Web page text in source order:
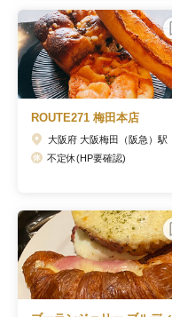
ROUTE271 梅田本店
大阪府 大阪梅田（阪急）駅
不定休(HP要確認)